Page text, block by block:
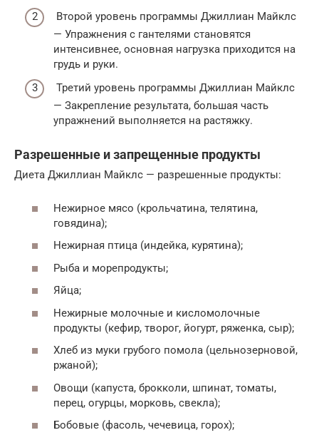
Второй уровень программы Джиллиан Майклс
— Упражнения с гантелями становятся
интенсивнее, основная нагрузка приходится на
грудь и руки.
Третий уровень программы Джиллиан Майклс
— Закрепление результата, большая часть
упражнений выполняется на растяжку.
Разрешенные и запрещенные продукты
Диета Джиллиан Майклс — разрешенные продукты:
Нежирное мясо (крольчатина, телятина,
говядина);
Нежирная птица (индейка, курятина);
Рыба и морепродукты;
Яйца;
Нежирные молочные и кисломолочные
продукты (кефир, творог, йогурт, ряженка, сыр);
Хлеб из муки грубого помола (цельнозерновой,
ржаной);
Овощи (капуста, брокколи, шпинат, томаты,
перец, огурцы, морковь, свекла);
Бобовые (фасоль, чечевица, горох);